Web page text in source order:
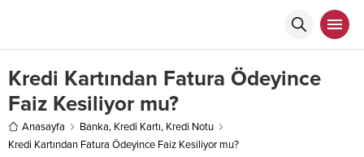
Kredi Kartından Fatura Ödeyince
Faiz Kesiliyor mu?
Anasayfa Banka, Kredi Kartı, Kredi Notu
Kredi Kartından Fatura Ödeyince Faiz Kesiliyor mu?